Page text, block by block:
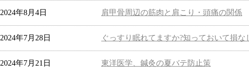
2024年8月4日 肩甲骨周辺の筋肉と肩こり・頭痛の関係
2024年7月28日 ぐっすり眠れてますか?知っておいて損な
2024年7月21日 東洋医学、鍼灸の夏バテ防止策